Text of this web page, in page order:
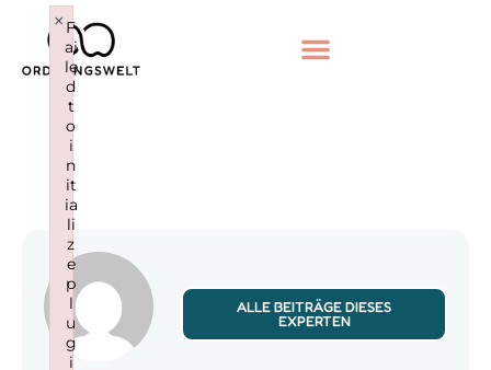
ALLE BEITRÄGE DIESES
EXPERTEN
F
ai
le
d
t
o
i
n
it
ia
li
z
e
p
l
u
g
i
×